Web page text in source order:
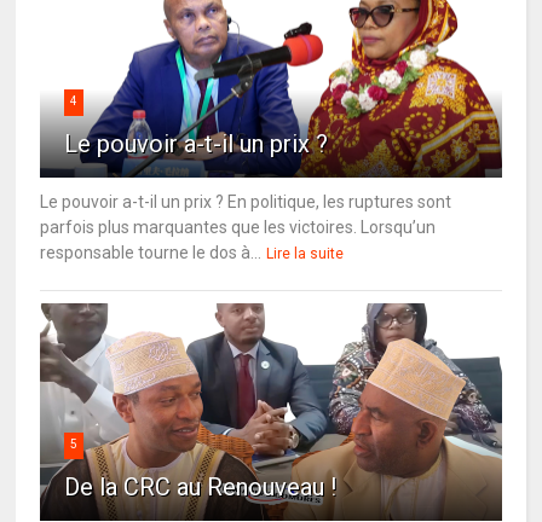
4
Le pouvoir a-t-il un prix ?
Le pouvoir a-t-il un prix ? En politique, les ruptures sont
parfois plus marquantes que les victoires. Lorsqu’un
responsable tourne le dos à...
Lire la suite
5
De la CRC au Renouveau !